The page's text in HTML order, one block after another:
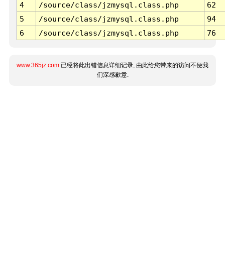
4
/source/class/jzmysql.class.php
62
5
/source/class/jzmysql.class.php
94
6
/source/class/jzmysql.class.php 76
www.365jz.com 已经将此出错信息详细记录, 由此给您带来的访问不便我
们深感歉意.